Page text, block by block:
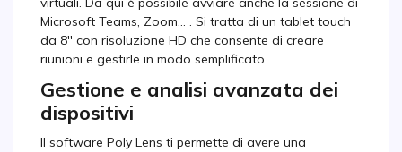
Microsoft Teams, Zoom... . Si tratta di un tablet touch
da 8'' con risoluzione HD che consente di creare
riunioni e gestirle in modo semplificato.
Gestione e analisi avanzata dei
dispositivi
Il software Poly Lens ti permette di avere una